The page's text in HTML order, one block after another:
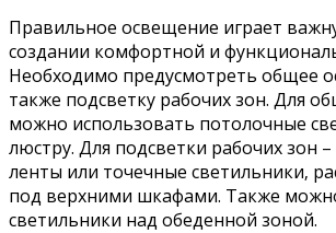
Правильное освещение играет
создании комфортной и
Необходимо предусмотреть общее
также подсветку рабочих зон. Для
можно использовать потолочные
люстру. Для подсветки рабочих зон
ленты или точечные светильники‚
под верхними шкафами. Также
светильники над обеденной зоной.